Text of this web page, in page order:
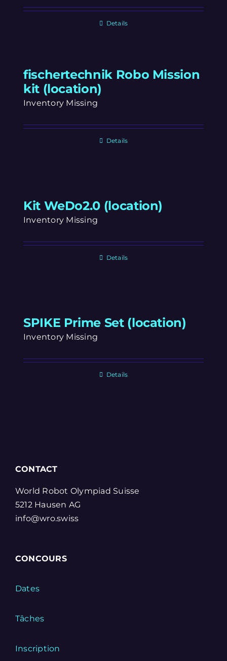
Details
fischertechnik Robo Mission
kit (location)
Inventory Missing
Details
Kit WeDo2.0 (location)
Inventory Missing
Details
SPIKE Prime Set (location)
Inventory Missing
Details
CONTACT
World Robot Olympiad Suisse
5212 Hausen AG
info@wro.swiss
CONCOURS
Dates
Tâches
Inscription